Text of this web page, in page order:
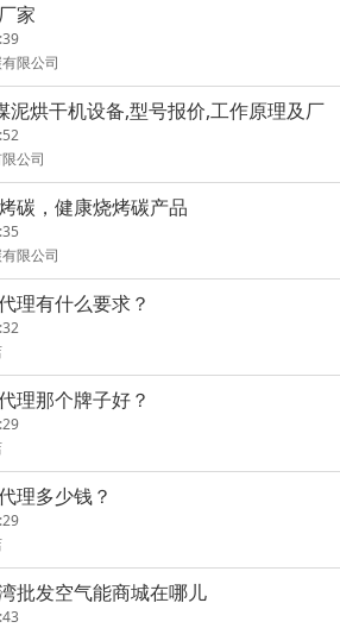
家
限公司
泥烘干机设备,型号报价,工作原理及厂
公司
碳，健康烧烤碳产品
限公司
理有什么要求？
理那个牌子好？
理多少钱？
批发空气能商城在哪儿